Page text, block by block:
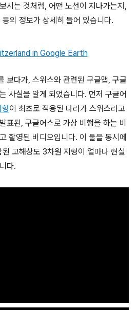
시는 것처럼, 어떤 노선이 지나가는지,
의 정보가 상세히 들어 있습니다.
보다가, 스위스와 관련된 구글맵, 구글
사실을 알게 되었습니다. 먼저 구글어
이 최초로 적용된 나라가 스위스라고
표된, 구글어스로 가상 비행을 하는 비
촬영된 비디오입니다. 이 둘을 동시에
고해상도 3차원 지형이 얼마나 현실
다.